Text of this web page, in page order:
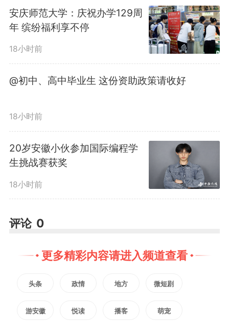
安庆师范大学：庆祝办学129周
年 缤纷福利享不停
18小时前
@初中、高中毕业生 这份资助政策请收好
18小时前
20岁安徽小伙参加国际编程学
生挑战赛获奖
18小时前
评论 0
更多精彩内容请进入频道查看
头条 政情 地方 微短剧
游安徽 悦读 播客 萌宠